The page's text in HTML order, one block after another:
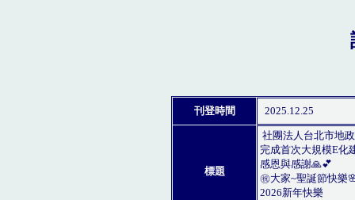
刊登時間 2025.12.25
標題
社團法人台北市地
完成首次大規模E化
感恩與感謝🙏💕
㊗️大家~聖誕節快樂
2026新年快樂